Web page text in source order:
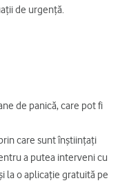
de urgență.
de panică, care pot fi
care sunt înștiințați
a putea interveni cu
la o aplicație gratuită pe